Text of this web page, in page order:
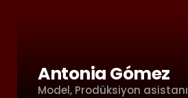
Antonia Gómez
Model, Prodüksiyon asistanı